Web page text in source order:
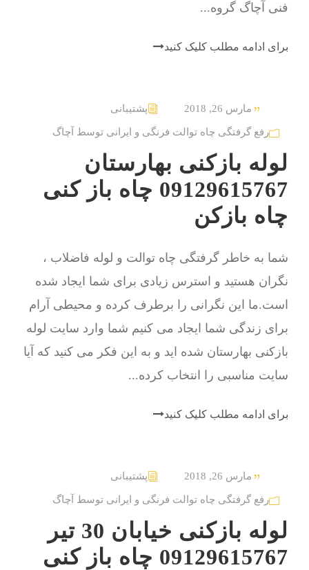
فنی آچاگ گروه...
برای ادامه مطلب کلیک کنید
مارس 26, 2018 پشتیبانی
رفع گرفتگی چاه توالت فرنگی و ایرانی توسط آچاگ
لوله بازکنی بهارستان
09129615767 چاه باز کنی
چاه بازکن
شما به خاطر گرفتگی چاه توالت و لوله فاضلاب ،
نگران هستید و استرس زیادی برای شما ایجاد شده
است.ما این نگرانی را برطرف کرده و محیطی آرام
برای زندگی شما ایجاد می کنیم شما وارد سایت لوله
بازکنی بهارستان شده اید و به این فکر می کنید که آیا
سایت مناسبی را انتخاب کرده...
برای ادامه مطلب کلیک کنید
مارس 26, 2018 پشتیبانی
رفع گرفتگی چاه توالت فرنگی و ایرانی توسط آچاگ
لوله بازکنی خیابان 30 تیر
09129615767 چاه باز کنی